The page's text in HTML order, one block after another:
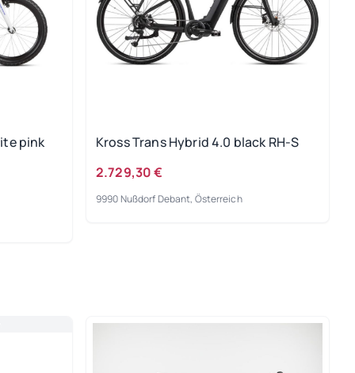
pink
Kross Trans Hybrid 4.0 black RH-S
2.729,30 €
9990 Nußdorf Debant, Österreich